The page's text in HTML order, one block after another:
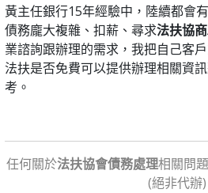
黃主任銀行15年經驗中，陸續都會
債務龐大複雜、扣薪、尋求法扶協
業諮詢跟辦理的需求，我把自己客
法扶是否免費可以提供辦理相關資
考。
任何關於法扶協會債務處理相關問
(絕非代辦)